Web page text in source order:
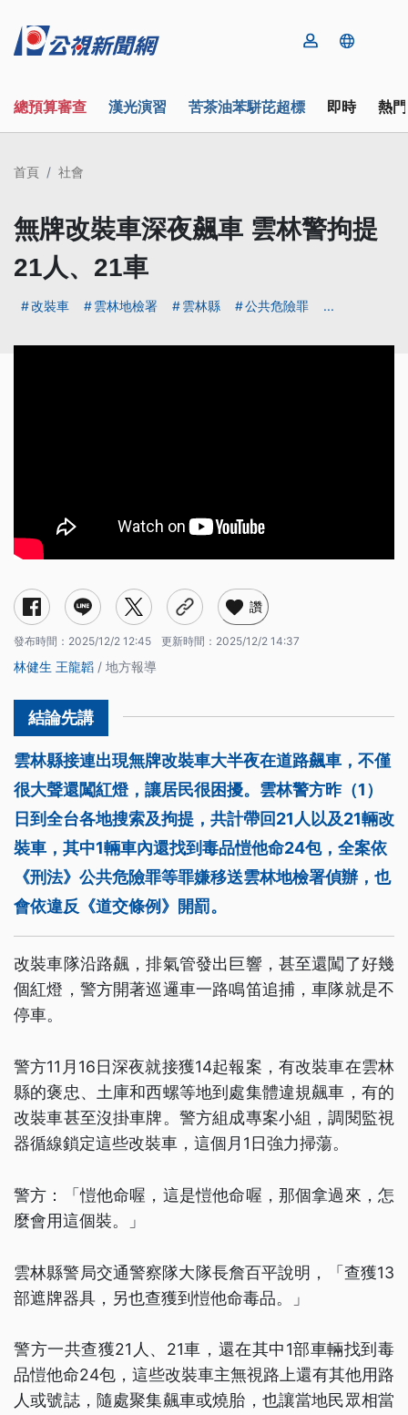
總預算審查 漢光演習 苦茶油苯駢芘超標 即時 熱
首頁 社會
無牌改裝車深夜飆車 雲林警拘提
21人、21車
改裝車 雲林地檢署 雲林縣 公共危險罪 ...
讚
發布時間： 2025/12/2 12:45 更新時間： 2025/12/2 14:37
林健生 王龍韜 / 地方報導
雲林縣接連出現無牌改裝車大半夜在道路飆車，不僅
很大聲還闖紅燈，讓居民很困擾。雲林警方昨（1）
日到全台各地搜索及拘提，共計帶回21人以及21輛改
裝車，其中1輛車內還找到毒品愷他命24包，全案依
《刑法》公共危險罪等罪嫌移送雲林地檢署偵辦，也
會依違反《道交條例》開罰。
改裝車隊沿路飆，排氣管發出巨響，甚至還闖了好幾
個紅燈，警方開著巡邏車一路鳴笛追捕，車隊就是不
停車。
警方11月16日深夜就接獲14起報案，有改裝車在雲林
縣的褒忠、土庫和西螺等地到處集體違規飆車，有的
改裝車甚至沒掛車牌。警方組成專案小組，調閱監視
器循線鎖定這些改裝車，這個月1日強力掃蕩。
警方：「愷他命喔，這是愷他命喔，那個拿過來，怎
麼會用這個裝。」
雲林縣警局交通警察隊大隊長詹百平說明，「查獲13
部遮牌器具，另也查獲到愷他命毒品。」
警方一共查獲21人、21車，還在其中1部車輛找到毒
品愷他命24包，這些改裝車主無視路上還有其他用路
人或號誌，隨處聚集飆車或燒胎，也讓當地民眾相當